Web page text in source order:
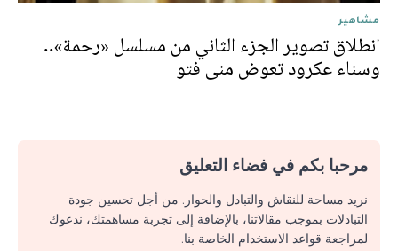
مشاهير
انطلاق تصوير الجزء الثاني من مسلسل «رحمة»..
وسناء عكرود تعوض منى فتو
مرحبا بكم في فضاء التعليق
نريد مساحة للنقاش والتبادل والحوار. من أجل تحسين جودة
التبادلات بموجب مقالاتنا، بالإضافة إلى تجربة مساهمتك، ندعوك
لمراجعة قواعد الاستخدام الخاصة بنا.